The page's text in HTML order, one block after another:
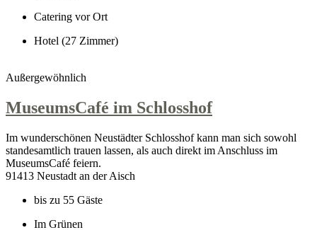
Catering vor Ort
Hotel (27 Zimmer)
Außergewöhnlich
MuseumsCafé im Schlosshof
Im wunderschönen Neustädter Schlosshof kann man sich sowohl
standesamtlich trauen lassen, als auch direkt im Anschluss im
MuseumsCafé feiern.
91413 Neustadt an der Aisch
bis zu 55 Gäste
Im Grünen